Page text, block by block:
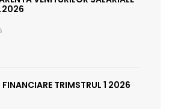
TRIMSTRUL 1 2026